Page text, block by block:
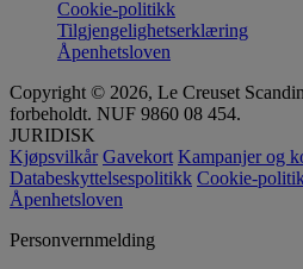
Cookie-politikk
Tilgjengelighetserklæring
Åpenhetsloven
Copyright © 2026, Le Creuset
forbeholdt. NUF 9860 08 454.
JURIDISK
Kjøpsvilkår Gavekort Kampanjer og
Databeskyttelsespolitikk Cookie-
Åpenhetsloven
Personvernmelding